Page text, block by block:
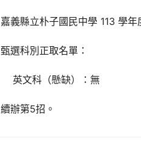
嘉義縣立朴子國民中學 113 學
甄選科別正取名單：
英文科（懸缺）：無
續辦第5招。